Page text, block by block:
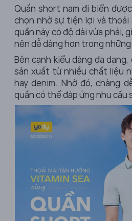
Quần short nam đi biển
chọn nhờ sự tiện lợi và thoải
quần này có độ dài vừa phải,
nên dễ dàng hơn trong những
Bên cạnh kiểu dáng đa
sản xuất từ nhiều chất liệu
hay denim. Nhờ đó, chàng
quần có thể đáp ứng nhu cầu